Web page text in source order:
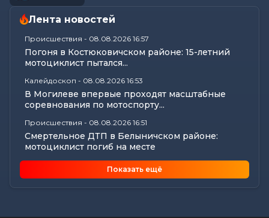
Лента новостей
Происшествия - 08.08.2026 16:57
Погоня в Костюковичском районе: 15-летний
мотоциклист пытался...
Калейдоскоп - 08.08.2026 16:53
В Могилеве впервые проходят масштабные
соревнования по мотоспорту...
Происшествия - 08.08.2026 16:51
Смертельное ДТП в Белыничском районе:
мотоциклист погиб на месте
Погода 9 августа в Могилевской области: без
осадков и комфортные...
Показать ещё